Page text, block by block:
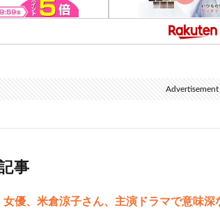
Advertisement
事
女優、米倉涼子さん、主演ドラマで意味深